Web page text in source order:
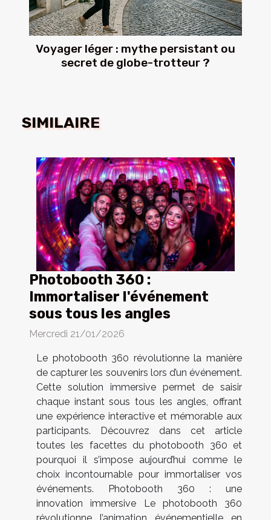
Voyager léger : mythe persistant ou
secret de globe-trotteur ?
SIMILAIRE
Photobooth 360 :
Immortaliser l'événement
sous tous les angles
Mercredi 21/01/2026
Le photobooth 360 révolutionne la manière
de capturer les souvenirs lors d’un événement.
Cette solution immersive permet de saisir
chaque instant sous tous les angles, offrant
une expérience interactive et mémorable aux
participants. Découvrez dans cet article
toutes les facettes du photobooth 360 et
pourquoi il s’impose aujourd’hui comme le
choix incontournable pour immortaliser vos
événements. Photobooth 360 : une
innovation immersive Le photobooth 360